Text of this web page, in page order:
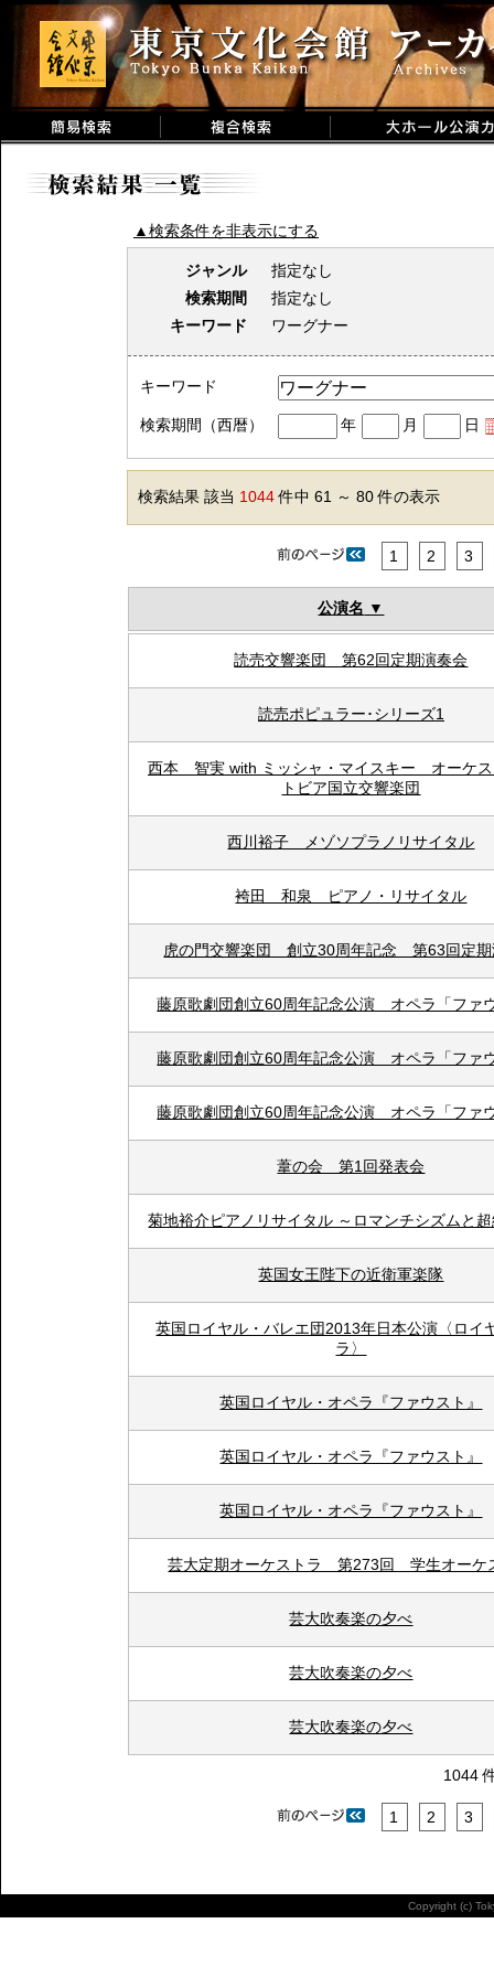
▲検索条件を非表示にする
ジャンル
指定なし
検索期間
指定なし
キーワード
ワーグナー
キーワード
検索期間（西暦） 年 月 日
検索結果 該当 1044件中 61 ～ 80 件の表示
1 2 3
公演名
読売交響楽団 第62回定期演奏会
読売ポピュラー･シリーズ1
西本 智実 with ミッシャ・マイスキー オーケス
トビア国立交響楽団
西川裕子 メゾソプラノリサイタル
袴田 和泉 ピアノ・リサイタル
虎の門交響楽団 創立30周年記念 第63回定期
藤原歌劇団創立60周年記念公演 オペラ「ファ
藤原歌劇団創立60周年記念公演 オペラ「ファ
藤原歌劇団創立60周年記念公演 オペラ「ファ
葦の会 第1回発表会
菊地裕介ピアノリサイタル ～ロマンチシズムと
英国女王陛下の近衛軍楽隊
英国ロイヤル・バレエ団2013年日本公演〈ロイ
ラ〉
英国ロイヤル・オペラ『ファウスト』
英国ロイヤル・オペラ『ファウスト』
英国ロイヤル・オペラ『ファウスト』
芸大定期オーケストラ 第273回 学生オーケ
芸大吹奏楽の夕べ
芸大吹奏楽の夕べ
芸大吹奏楽の夕べ
1044
1 2 3
Copyright (c)